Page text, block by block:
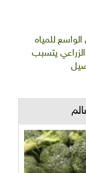
للمياه
يتسبب